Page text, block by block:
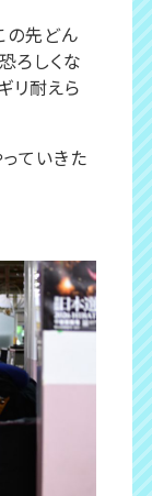
の先どん
ろしくな
リ耐えら
ていきた